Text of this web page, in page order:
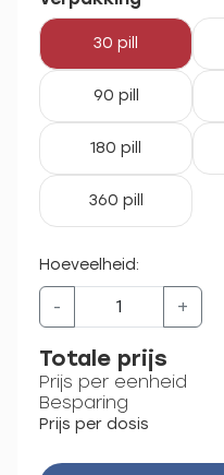
30 pill
90 pill
180 pill
360 pill
Hoeveelheid:
- +
Totale prijs
Prijs per eenheid
Besparing
Prijs per dosis